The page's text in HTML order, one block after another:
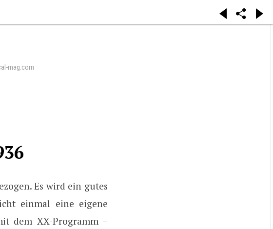
mag.com
Es wird ein gutes
einmal eine eigene
dem XX-Programm –